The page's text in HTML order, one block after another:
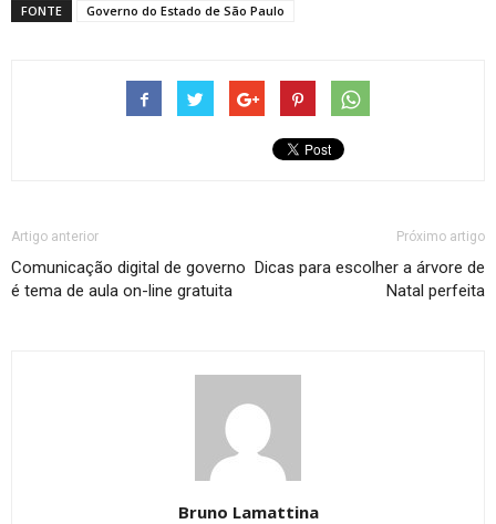
FONTE Governo do Estado de São Paulo
Artigo anterior
Comunicação digital de governo
é tema de aula on-line gratuita
Próximo artigo
Dicas para escolher a árvore de
Natal perfeita
Bruno Lamattina